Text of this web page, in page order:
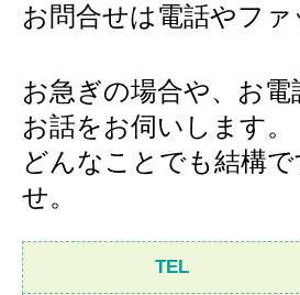
お問合せは電話やフ
お急ぎの場合や、お
お話をお伺いします。
どんなことでも結構
せ。
TEL